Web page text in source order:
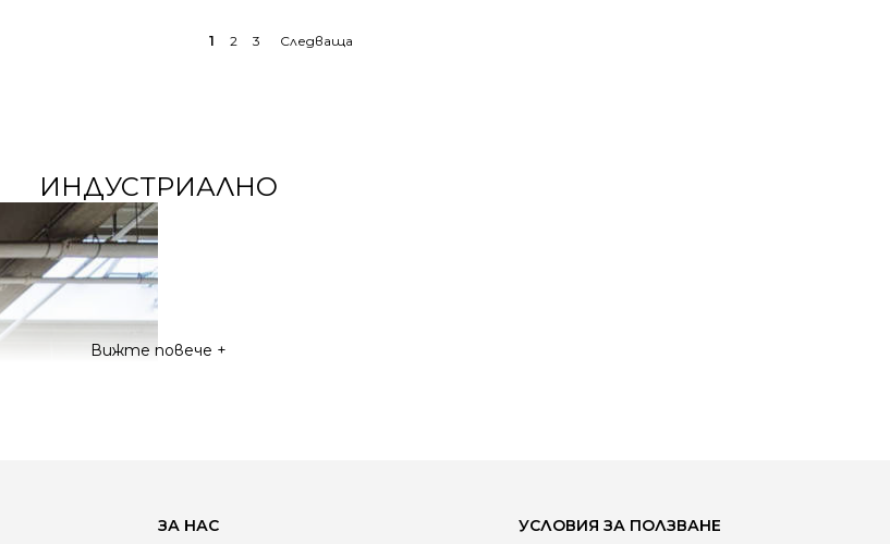
1 2 3
ИНДУСТРИАЛНО
пространства с високи тавани и тежки условия на работа – халета,
Вижте повече +
ЗА НАС УСЛОВИЯ ЗА ПОЛЗВАНЕ